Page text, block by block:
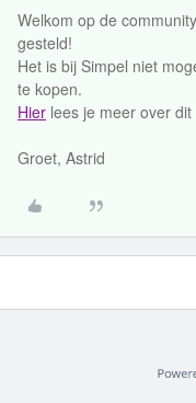
Welkom op de
gesteld!
Het is bij Simpel niet
te kopen.
Hier lees je meer over
Groet, Astrid